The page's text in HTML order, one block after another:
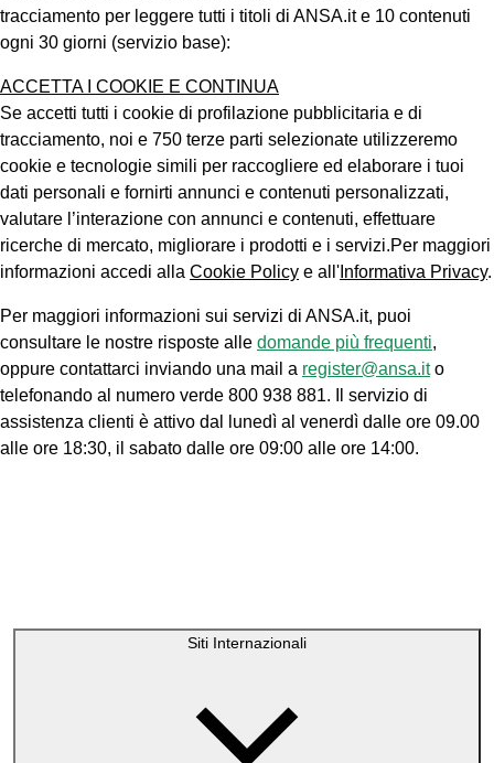
tracciamento per leggere tutti i titoli di ANSA.it e 10 contenuti
ogni 30 giorni (servizio base):
ACCETTA I COOKIE E CONTINUA
Se accetti tutti i cookie di profilazione pubblicitaria e di
tracciamento, noi e 750 terze parti selezionate utilizzeremo
cookie e tecnologie simili per raccogliere ed elaborare i tuoi
dati personali e fornirti annunci e contenuti personalizzati,
valutare l’interazione con annunci e contenuti, effettuare
ricerche di mercato, migliorare i prodotti e i servizi.Per maggiori
informazioni accedi alla Cookie Policy e all' Informativa Privacy.
Per maggiori informazioni sui servizi di ANSA.it, puoi
consultare le nostre risposte alle domande più frequenti,
oppure contattarci inviando una mail a register@ansa.ito
telefonando al numero verde 800 938 881. Il servizio di
assistenza clienti è attivo dal lunedì al venerdì dalle ore 09.00
alle ore 18:30, il sabato dalle ore 09:00 alle ore 14:00.
Siti Internazionali